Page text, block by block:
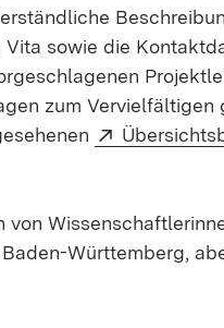
sowie die
zum Vervielfältigen
Extern:
Württemberg,